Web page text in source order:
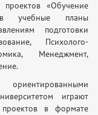
«Обучение
в учебные планы
подготовки
Психолого-
Менеджмент,
играют
в формате